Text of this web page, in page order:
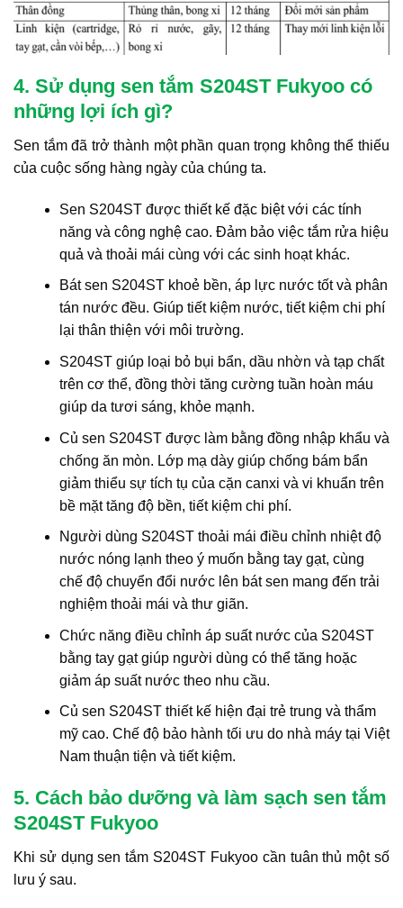
4. Sử dụng sen tắm S204ST Fukyoo có
những lợi ích gì?
Sen tắm đã trở thành một phần quan trọng không thể thiếu
của cuộc sống hàng ngày của chúng ta.
Sen S204ST được thiết kế đặc biệt với các tính
năng và công nghệ cao. Đảm bảo việc tắm rửa hiệu
quả và thoải mái cùng với các sinh hoạt khác.
Bát sen S204ST khoẻ bền, áp lực nước tốt và phân
tán nước đều. Giúp tiết kiệm nước, tiết kiệm chi phí
lại thân thiện với môi trường.
S204ST giúp loại bỏ bụi bẩn, dầu nhờn và tạp chất
trên cơ thể, đồng thời tăng cường tuần hoàn máu
giúp da tươi sáng, khỏe mạnh.
Củ sen S204ST được làm bằng đồng nhập khẩu và
chống ăn mòn. Lớp mạ dày giúp chống bám bẩn
giảm thiểu sự tích tụ của cặn canxi và vi khuẩn trên
bề mặt tăng độ bền, tiết kiệm chi phí.
Người dùng S204ST thoải mái điều chỉnh nhiệt độ
nước nóng lạnh theo ý muốn bằng tay gạt, cùng
chế độ chuyển đổi nước lên bát sen mang đến trải
nghiệm thoải mái và thư giãn.
Chức năng điều chỉnh áp suất nước của S204ST
bằng tay gạt giúp người dùng có thể tăng hoặc
giảm áp suất nước theo nhu cầu.
Củ sen S204ST thiết kế hiện đại trẻ trung và thẩm
mỹ cao. Chế độ bảo hành tối ưu do nhà máy tại Việt
Nam thuận tiện và tiết kiệm.
5. Cách bảo dưỡng và làm sạch sen tắm
S204ST Fukyoo
Khi sử dụng sen tắm S204ST Fukyoo cần tuân thủ một số
lưu ý sau.